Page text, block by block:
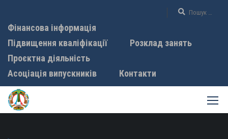
Фінансова інформація
Підвищення кваліфікації
Розклад занять
Проєктна діяльність
Асоціація випускників
Контакти